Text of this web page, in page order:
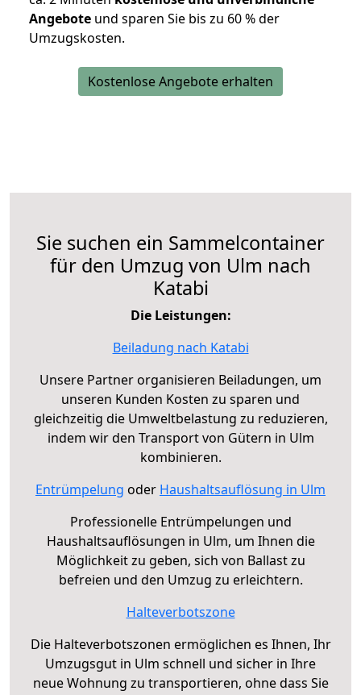
Angebote und sparen Sie bis zu 60 % der
Umzugskosten.
Kostenlose Angebote erhalten
Sie suchen ein Sammelcontainer
für den Umzug von Ulm nach
Katabi
Die Leistungen:
Beiladung nach Katabi
Unsere Partner organisieren Beiladungen, um
unseren Kunden Kosten zu sparen und
gleichzeitig die Umweltbelastung zu reduzieren,
indem wir den Transport von Gütern in Ulm
kombinieren.
Entrümpelung oder Haushaltsauflösung in Ulm
Professionelle Entrümpelungen und
Haushaltsauflösungen in Ulm, um Ihnen die
Möglichkeit zu geben, sich von Ballast zu
befreien und den Umzug zu erleichtern.
Halteverbotszone
Die Halteverbotszonen ermöglichen es Ihnen, Ihr
Umzugsgut in Ulm schnell und sicher in Ihre
neue Wohnung zu transportieren, ohne dass Sie